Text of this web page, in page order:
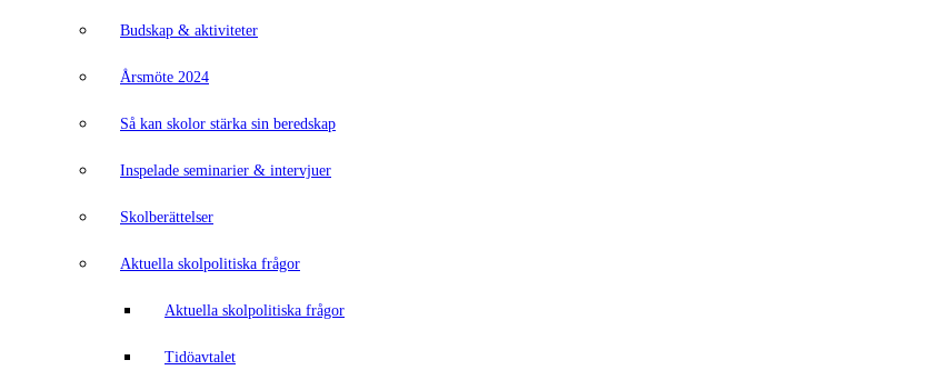
Budskap & aktiviteter
Årsmöte 2024
Så kan skolor stärka sin beredskap
Inspelade seminarier & intervjuer
Skolberättelser
Aktuella skolpolitiska frågor
Aktuella skolpolitiska frågor
Tidöavtalet